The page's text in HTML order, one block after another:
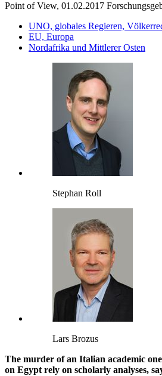
Point of View, 01.02.2017
UNO, globales Regieren,
EU, Europa
Nordafrika und Mittlerer Osten
Stephan Roll
Lars Brozus
The murder of an Italian academic
on Egypt rely on scholarly analyses,